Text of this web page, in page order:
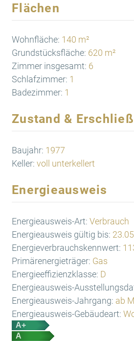
Flächen
Wohnfläche: 140 m²
Grundstücksfläche: 620 m²
Zimmer insgesamt: 6
Schlafzimmer: 1
Badezimmer: 1
Zustand &
Baujahr: 1977
Keller: voll unterkellert
Energieausweis
Energieausweis-Art: Verbrauch
Energieausweis gültig bis:
Energieverbrauchskennwert:
Primärenergieträger: Gas
Energieeffizienzklasse: D
Energieausweis-
Energieausweis-Jahrgang: ab
Energieausweis-Gebäudeart:
A+
A